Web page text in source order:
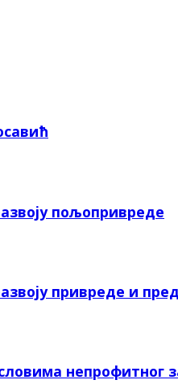
пољопривреде
привреде и
непрофитног